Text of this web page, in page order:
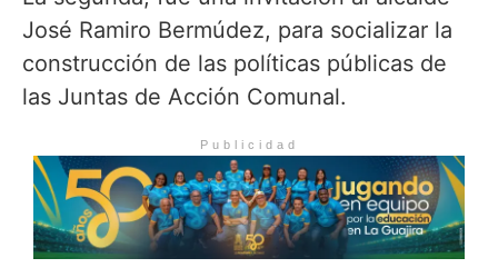
José Ramiro Bermúdez, para socializar la
construcción de las políticas públicas de
las Juntas de Acción Comunal.
Publicidad